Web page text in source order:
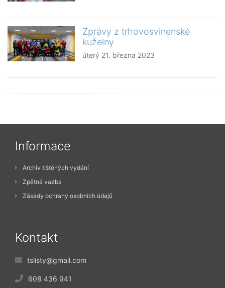
Zprávy z trhovosvinenské
kuželny
úterý 21. března 2023
Informace
Archiv tištěných vydání
Zpětná vazba
Zásady ochrany osobních údajů
Kontakt
tslisty@gmail.com
608 436 941